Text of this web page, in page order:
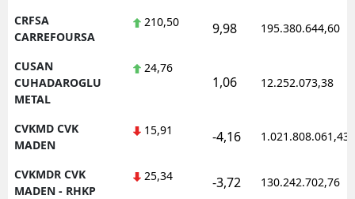
CRFSA
CARREFOURSA
210,50 9,98 195.380.644,60
CUSAN
CUHADAROGLU
METAL
24,76
1,06 12.252.073,38
CVKMD CVK
MADEN
15,91 -4,16 1.021.808.061,43
CVKMDR CVK
MADEN - RHKP
25,34 -3,72 130.242.702,76